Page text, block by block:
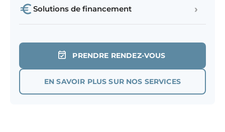
Solutions de financement ›
PRENDRE RENDEZ-VOUS
EN SAVOIR PLUS SUR NOS SERVICES